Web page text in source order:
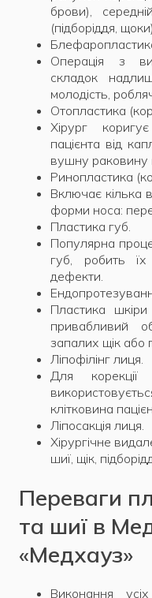
брови),
(підборіддя,
Операція з
складок
молодість,
Отопластика
Хірург
пацієнта від
вушну раковину
Ринопластика
Включає кілька
форми носа:
Пластика губ.
Популярна
губ, робить
дефекти.
Пластика
привабливий
запалих щік або
Ліпофілінг лиця.
Для корекції
клітковина
Ліпосакція лиця.
Хірургічне
шиї, щік,
Переваги
та шиї в
«Медхауз»
Виконання